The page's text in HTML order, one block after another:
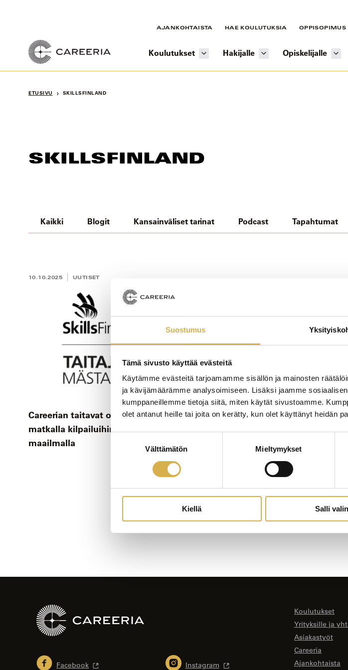
Suostumus
Tämä sivusto käyttää evästeitä
Käytämme evästeitä tarjoamamme sisällön ja mainosten
ja kävijämäärämme analysoimiseen. Lisäksi jaamme
kumppaneillemme tietoja siitä, miten käytät sivustoamme.
olet antanut heille tai joita on kerätty, kun olet käyttänyt heidän
Välttämätön Mieltymykset
Kiellä Salli
AJANKOHTAISTA HAE KOULUTUKSIA OPPISOPIMUS
Koulutukset Hakijalle Opiskelijalle
ETUSIVU › SKILLSFINLAND
SKILLSFINLAND
Kaikki Blogit Kansainväliset tarinat Podcast Tapahtumat
10.10.2025 UUTISET
Careerian taitavat opiskelijat
matkalla kilpailuihin Suomessa ja
maailmalla
Facebook Instagram
Koulutukset
Yrityksille ja
Asiakastyöt
Careeria
Ajankohtaista